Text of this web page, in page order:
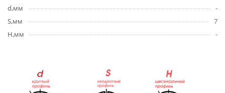
d,мм
-
S,мм
7
H,мм
-